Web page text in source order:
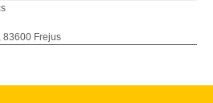
83600 Frejus